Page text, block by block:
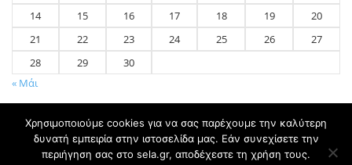
14
15 16 17 18 19
20
21
22 23 24 25 26
27
28
29
30
« Μάι
Χρησιμοποιούμε cookies για να σας παρέχουμε την καλύτερη
δυνατή εμπειρία στην ιστοσελίδα μας. Εάν συνεχίσετε την
περιήγηση σας στο sela.gr, αποδέχεστε τη χρήση τους.